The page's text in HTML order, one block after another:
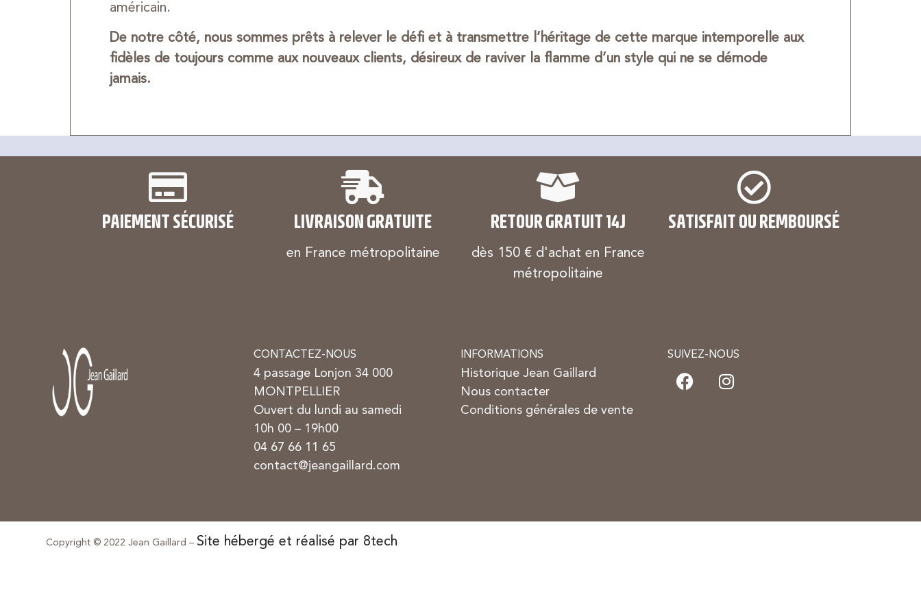
américain.
De notre côté, nous sommes prêts à relever le défi et à transmettre l’héritage de cette marque intemporelle aux
fidèles de toujours comme aux nouveaux clients, désireux de raviver la flamme d’un style qui ne se démode
jamais.
PAIEMENT SÉCURISÉ LIVRAISON GRATUITE
en France métropolitaine
RETOUR GRATUIT 14J
dès 150 € d'achat en France
métropolitaine
SATISFAIT OU REMBOURSÉ
CONTACTEZ-NOUS
4 passage Lonjon 34 000
MONTPELLIER
Ouvert du lundi au samedi
10h 00 – 19h00
04 67 66 11 65
contact@jeangaillard.com
INFORMATIONS
Historique Jean Gaillard
Nous contacter
Conditions générales de vente
SUIVEZ-NOUS
Copyright © 2022 Jean Gaillard – Site hébergé et réalisé par 8tech